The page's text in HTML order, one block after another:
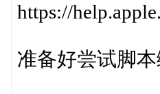
https://
准备好尝试脚